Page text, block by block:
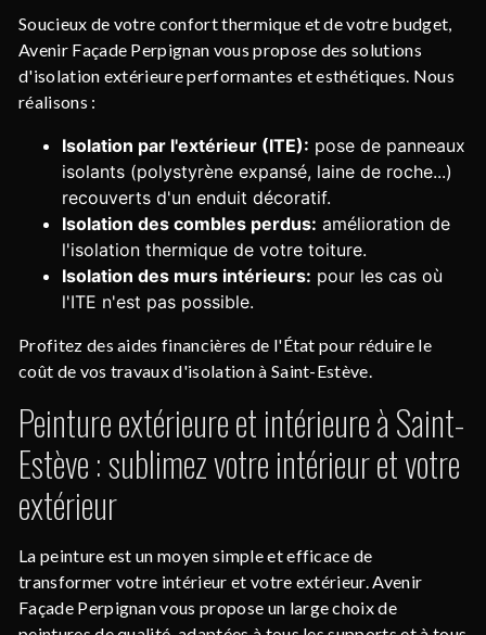
Soucieux de votre confort thermique et de votre budget,
Avenir Façade Perpignan vous propose des solutions
d'isolation extérieure performantes et esthétiques. Nous
réalisons :
Isolation par l'extérieur (ITE): pose de panneaux
isolants (polystyrène expansé, laine de roche...)
recouverts d'un enduit décoratif.
Isolation des combles perdus: amélioration de
l'isolation thermique de votre toiture.
Isolation des murs intérieurs: pour les cas où
l'ITE n'est pas possible.
Profitez des aides financières de l'État pour réduire le
coût de vos travaux d'isolation à Saint-Estève.
Peinture extérieure et intérieure à Saint-
Estève : sublimez votre intérieur et votre
extérieur
La peinture est un moyen simple et efficace de
transformer votre intérieur et votre extérieur. Avenir
Façade Perpignan vous propose un large choix de